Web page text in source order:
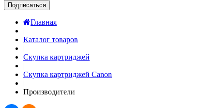
Подписаться
Главная
|
Каталог товаров
|
Скупка картриджей
|
Скупка картриджей Canon
|
Производители